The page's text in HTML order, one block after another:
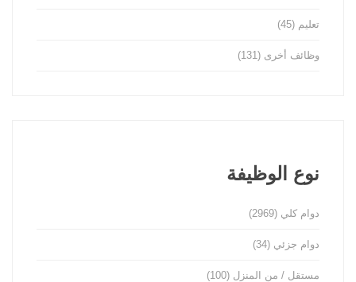
تعليم (45)
وظائف أخرى (131)
نوع الوظيفة
دوام كلي (2969)
دوام جزئي (34)
مستقل / من المنزل (100)